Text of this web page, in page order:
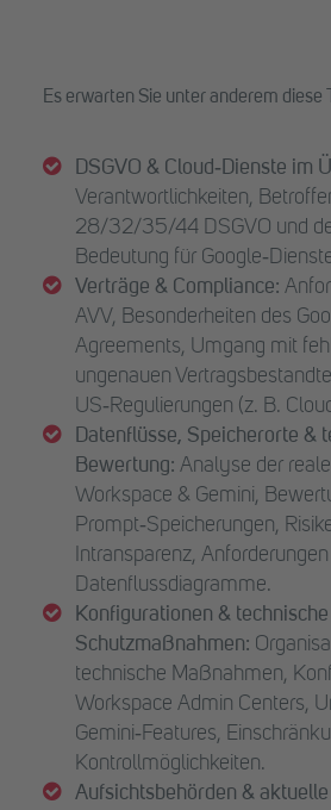
Es erwarten Sie unter anderem diese
DSGVO & Cloud‑Dienste im
Verantwortlichkeiten,
28/32/35/44 DSGVO und
Bedeutung für
Verträge & Compliance:
AVV, Besonderheiten des
Agreements, Umgang mit
ungenauen
US‑Regulierungen (z. B.
Datenflüsse, Speicherorte &
Bewertung: Analyse der
Workspace & Gemini,
Prompt‑Speicherungen,
Intransparenz,
Datenflussdiagramme.
Konfigurationen & technische
Schutzmaßnahmen:
technische Maßnahmen,
Workspace Admin Centers,
Gemini‑Features,
Kontrollmöglichkeiten.
Aufsichtsbehörden &